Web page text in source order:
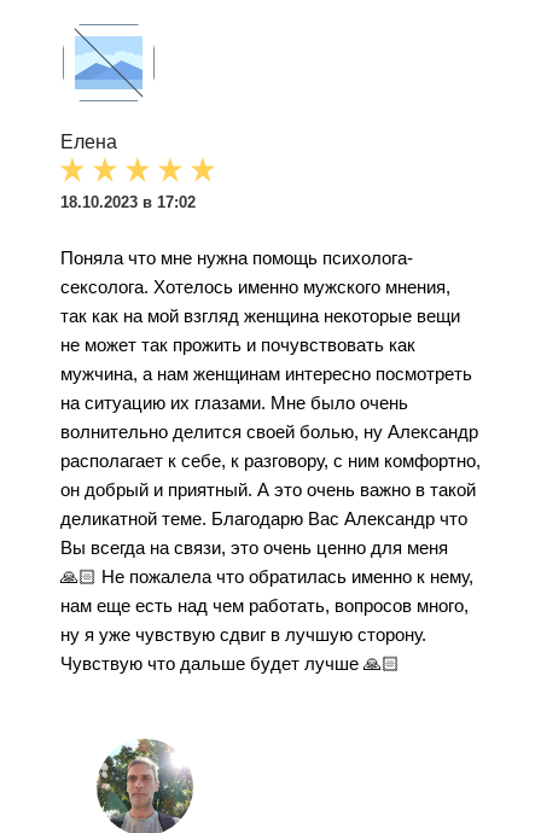
Елена
18.10.2023 в 17:02
Поняла что мне нужна помощь психолога-
сексолога. Хотелось именно мужского мнения,
так как на мой взгляд женщина некоторые вещи
не может так прожить и почувствовать как
мужчина, а нам женщинам интересно посмотреть
на ситуацию их глазами. Мне было очень
волнительно делится своей болью, ну Александр
располагает к себе, к разговору, с ним комфортно,
он добрый и приятный. А это очень важно в такой
деликатной теме. Благодарю Вас Александр что
Вы всегда на связи, это очень ценно для меня
🙏🏻 Не пожалела что обратилась именно к нему,
нам еще есть над чем работать, вопросов много,
ну я уже чувствую сдвиг в лучшую сторону.
Чувствую что дальше будет лучше 🙏🏻